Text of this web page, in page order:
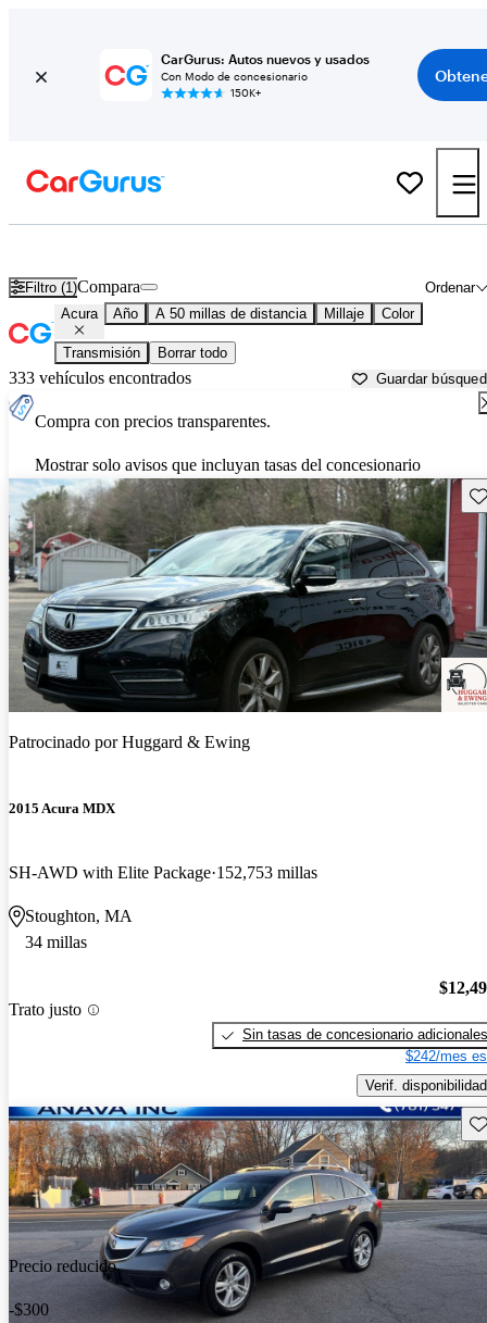
CarGurus: Autos nuevos y usados
Con Modo de concesionario
150K+
Filtro (1) Ordenar
Compara
Acura Año A 50 millas de distancia Millaje Color
Transmisión Borrar todo
333 vehículos encontrados Guardar
Compra con precios transparentes.
Mostrar solo avisos que incluyan tasas del concesionario
Patrocinado porHuggard & Ewing
2015 Acura MDX
SH-AWD with Elite Package 152,753 millas
Stoughton, MA
34 millas
Trato justo
Sin tasas de concesionario adicionales
$242/mes
Verif. disponibilidad
Precio reducido
-$300